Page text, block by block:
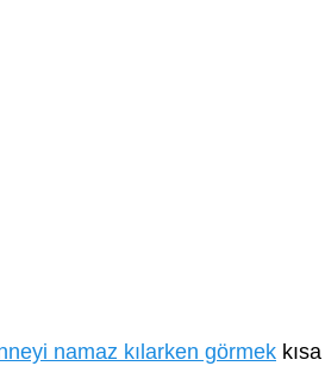
namaz kılarken görmek